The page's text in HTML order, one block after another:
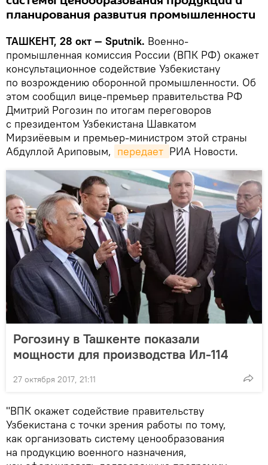
планирования развития промышленности
ТАШКЕНТ, 28 окт — Sputnik. Военно-
промышленная комиссия России (ВПК РФ) окажет
консультационное содействие Узбекистану
по возрождению оборонной промышленности. Об
этом сообщил вице-премьер правительства РФ
Дмитрий Рогозин по итогам переговоров
с президентом Узбекистана Шавкатом
Мирзиёевым и премьер-министром этой страны
Абдуллой Ариповым, передает РИА Новости.
Рогозину в Ташкенте показали
мощности для производства Ил-114
27 октября 2017, 21:11
"ВПК окажет содействие правительству
Узбекистана с точки зрения работы по тому,
как организовать систему ценообразования
на продукцию военного назначения,